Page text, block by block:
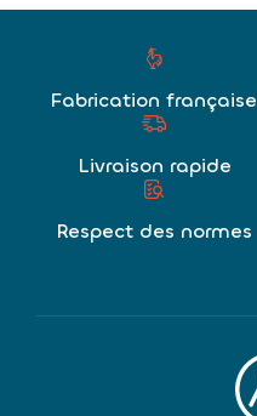
Fabrication française
Livraison rapide
Respect des normes